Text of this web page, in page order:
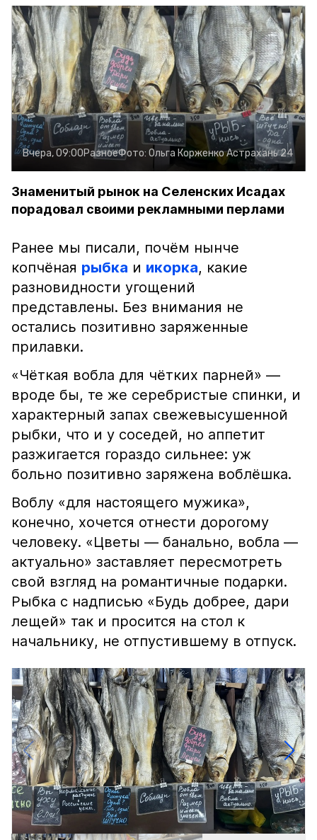
Вчера, 09:00РазноеФото: Ольга КорженкоАстрахань 24
Знаменитый рынок на Селенских Исадах
порадовал своими рекламными перлами
Ранее мы писали, почём нынче
копчёная рыбка и икорка, какие
разновидности угощений
представлены. Без внимания не
остались позитивно заряженные
прилавки.
«Чёткая вобла для чётких парней» —
вроде бы, те же серебристые спинки, и
характерный запах свежевысушенной
рыбки, что и у соседей, но аппетит
разжигается гораздо сильнее: уж
больно позитивно заряжена воблёшка.
Воблу «для настоящего мужика»,
конечно, хочется отнести дорогому
человеку. «Цветы — банально, вобла —
актуально» заставляет пересмотреть
свой взгляд на романтичные подарки.
Рыбка с надписью «Будь добрее, дари
лещей» так и просится на стол к
начальнику, не отпустившему в отпуск.